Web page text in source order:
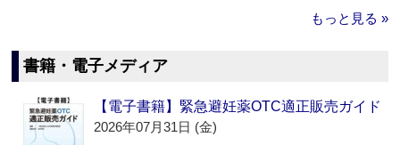
もっと見る »
書籍・電子メディア
【電子書籍】緊急避妊薬OTC適正販売ガイド
2026年07月31日 (金)